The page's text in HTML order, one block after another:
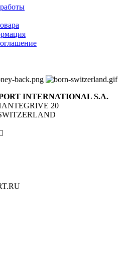
INTERNATIONAL S.A.
20
